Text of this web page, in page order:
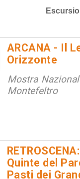
ARCANA - Il
Orizzonte
Mostra
Montefeltro
Quinte del
Pasti dei